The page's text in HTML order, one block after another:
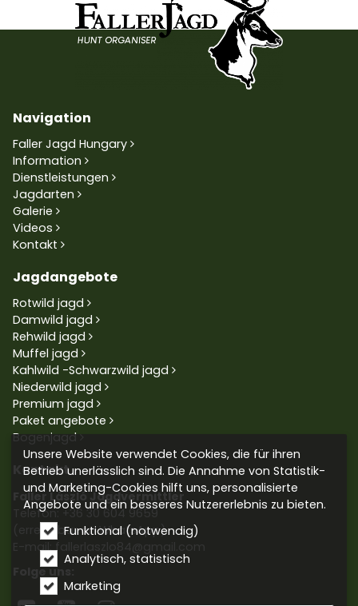
Navigation
Faller Jagd Hungary
Information
Dienstleistungen
Jagdarten
Galerie
Videos
Kontakt
Jagdangebote
Rotwild jagd
Damwild jagd
Rehwild jagd
Muffel jagd
Kahlwild -Schwarzwild jagd
Niederwild jagd
Premium jagd
Paket angebote
Bogenjagd
Kontakt
Faller László Jagdvermittler
Telefon:+36 30 604 9659
(erreichbar an WhatsApp)
E-mail: fallerlaszlo84@gmail.com
Folge uns:
Unsere Website verwendet Cookies, die für ihren
Betrieb unerlässlich sind. Die Annahme von Statistik-
und Marketing-Cookies hilft uns, personalisierte
Angebote und ein besseres Nutzererlebnis zu bieten.
Funktional (notwendig)
Analytisch, statistisch
Marketing